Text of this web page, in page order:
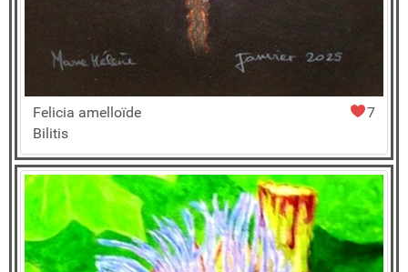
7
Felicia amelloïde
Bilitis